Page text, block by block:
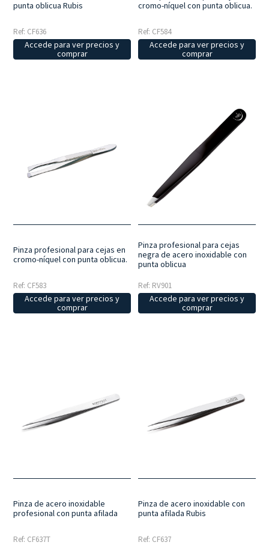
punta oblicua Rubis
Ref: CF636
Accede para ver precios y
comprar
cromo-níquel con punta oblicua.
Ref: CF584
Accede para ver precios y
comprar
Pinza profesional para cejas en
cromo-níquel con punta oblicua.
Ref: CF583
Accede para ver precios y
comprar
Pinza profesional para cejas
negra de acero inoxidable con
punta oblicua
Ref: RV901
Accede para ver precios y
comprar
Pinza de acero inoxidable
profesional con punta afilada
Ref: CF637T
Pinza de acero inoxidable con
punta afilada Rubis
Ref: CF637